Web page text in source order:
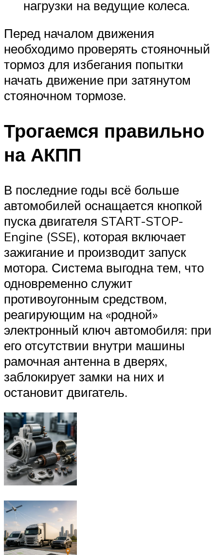
нагрузки на ведущие колеса.
Перед началом движения
необходимо проверять стояночный
тормоз для избегания попытки
начать движение при затянутом
стояночном тормозе.
Трогаемся правильно
на АКПП
В последние годы всё больше
автомобилей оснащается кнопкой
пуска двигателя START-STOP-
Engine (SSE), которая включает
зажигание и производит запуск
мотора. Система выгодна тем, что
одновременно служит
противоугонным средством,
реагирующим на «родной»
электронный ключ автомобиля: при
его отсутствии внутри машины
рамочная антенна в дверях,
заблокирует замки на них и
остановит двигатель.